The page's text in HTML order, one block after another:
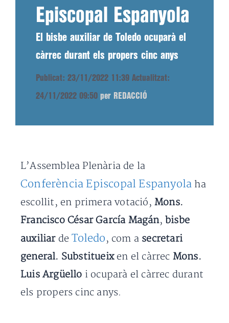
Episcopal Espanyola
El bisbe auxiliar de Toledo ocuparà el
càrrec durant els propers cinc anys
Publicat: 23/11/2022 11:39 Actualitzat:
24/11/2022 09:50 per REDACCIÓ
L’Assemblea Plenària de la
Conferència Episcopal Espanyola ha
escollit, en primera votació, Mons.
Francisco César García Magán,bisbe
auxiliardeToledo, com a secretari
general. Substitueix en el càrrec Mons.
Luis Argüello i ocuparà el càrrec durant
els propers cinc anys.